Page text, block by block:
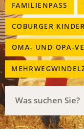
OMA- UND OPA-
COBURGER
FAMILIENPASS
möchten
finden?